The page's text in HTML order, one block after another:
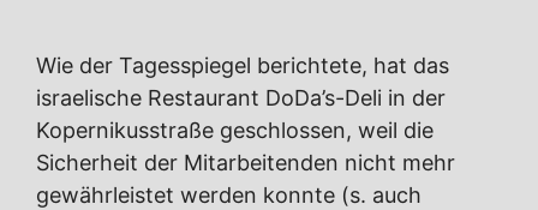
Wie der Tagesspiegel berichtete, hat das
israelische Restaurant DoDa’s-Deli in der
Kopernikusstraße geschlossen, weil die
Sicherheit der Mitarbeitenden nicht mehr
gewährleistet werden konnte (s. auch